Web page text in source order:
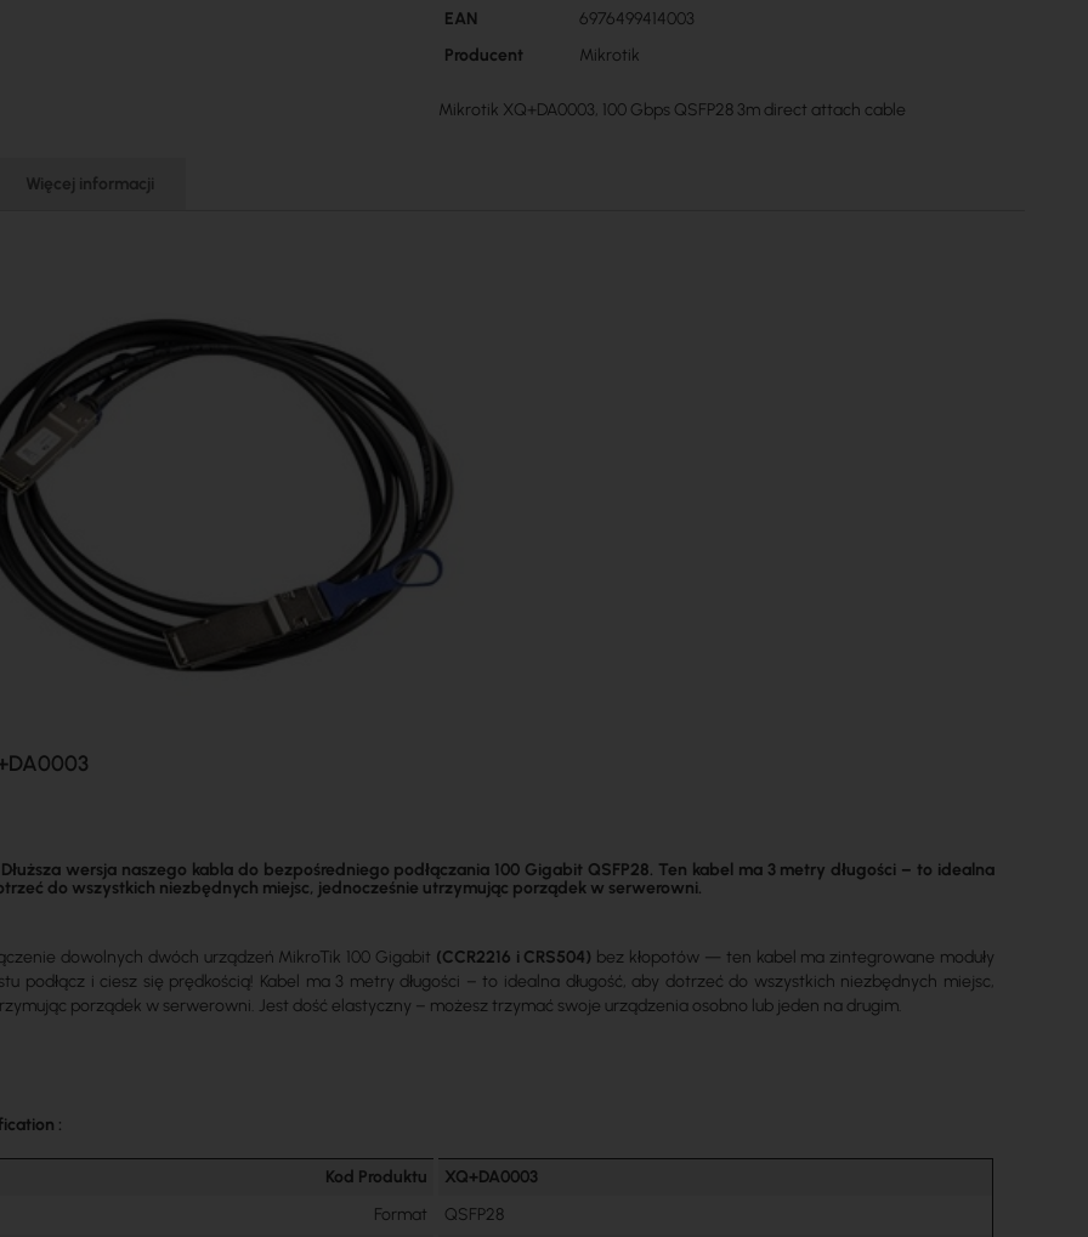
EAN
6976499414003
Producent
Mikrotik
Mikrotik XQ+DA0003, 100 Gbps QSFP28 3m direct attach cable
Więcej informacji
Dłuższa wersja naszego kabla do bezpośredniego podłączania 100 Gigabit QSFP28. Ten kabel ma 3 metry długości – to idealna
do wszystkich niezbędnych miejsc, jednocześnie utrzymując porządek w serwerowni.
dowolnych dwóch urządzeń MikroTik 100 Gigabit (CCR2216 i CRS504) bez kłopotów — ten kabel ma zintegrowane moduły
podłącz i ciesz się prędkością! Kabel ma 3 metry długości – to idealna długość, aby dotrzeć do wszystkich niezbędnych miejsc,
porządek w serwerowni. Jest dość elastyczny – możesz trzymać swoje urządzenia osobno lub jeden na drugim.
:
Kod Produktu
XQ+DA0003
Format
QSFP28